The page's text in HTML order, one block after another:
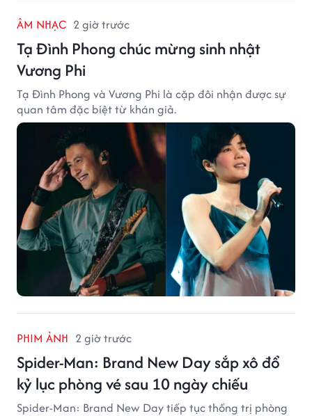
ÂM NHẠC 2 giờ trước
Tạ Đình Phong chúc mừng sinh nhật
Vương Phi
Tạ Đình Phong và Vương Phi là cặp đôi nhận được sự
quan tâm đặc biệt từ khán giả.
PHIM ẢNH 2 giờ trước
Spider-Man: Brand New Day sắp xô đổ
kỷ lục phòng vé sau 10 ngày chiếu
Spider-Man: Brand New Day tiếp tục thống trị phòng